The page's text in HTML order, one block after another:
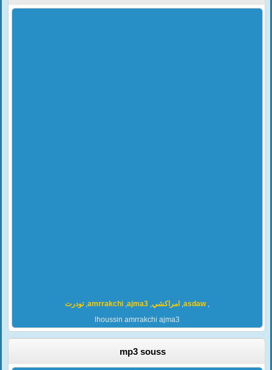
تودرت,amrrakchi,ajma3,امراكشي ,asdaw,
lhoussin amrrakchi ajma3
mp3 souss